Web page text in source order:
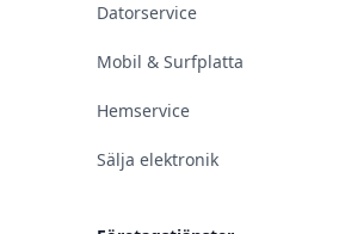
Datorservice
Mobil & Surfplatta
Hemservice
Sälja elektronik